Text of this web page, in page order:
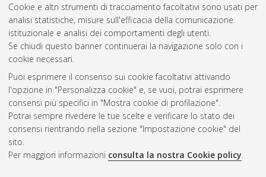
Cookie e altri strumenti di tracciamento facoltativi sono usati per
analisi statistiche, misure sull'efficacia della comunicazione
istituzionale e analisi dei comportamenti degli utenti.
Se chiudi questo banner continuerai la navigazione solo con i
cookie necessari.
Puoi esprimere il consenso sui cookie facoltativi attivando
l'opzione in "Personalizza cookie" e, se vuoi, potrai esprimere
consensi più specifici in "Mostra cookie di profilazione".
Potrai sempre rivedere le tue scelte e verificare lo stato dei
consensi rientrando nella sezione "Impostazione cookie" del
sito.
Per maggiori informazioni consulta la nostra Cookie policy.
Questa lista e' stata generata ilSat Aug 8 20:47:33 2026
Atom
Rss 1.0
Rss 2.0
ISSN: 2038-7946